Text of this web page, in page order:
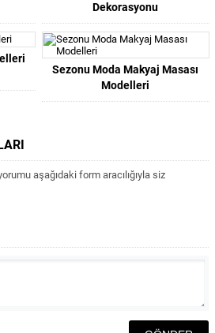
Dekorasyonu
Sezonu Moda Makyaj Masası
Modelleri
aşağıdaki form aracılığıyla siz